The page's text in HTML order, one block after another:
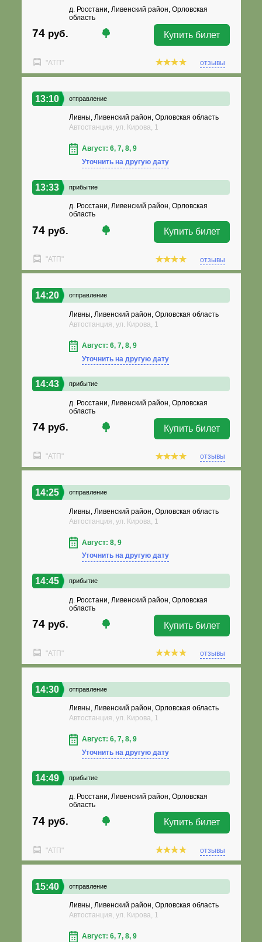
д. Росстани, Ливенский район, Орловская
область
74 руб. Купить билет
"АТП" отзывы
13:10 отправление
Ливны, Ливенский район, Орловская область
Автостанция, ул. Кирова, 1
Август: 6, 7, 8, 9
Уточнить на другую дату
13:33 прибытие
д. Росстани, Ливенский район, Орловская
область
74 руб. Купить билет
"АТП" отзывы
14:20 отправление
Ливны, Ливенский район, Орловская область
Автостанция, ул. Кирова, 1
Август: 6, 7, 8, 9
Уточнить на другую дату
14:43 прибытие
д. Росстани, Ливенский район, Орловская
область
74 руб. Купить билет
"АТП" отзывы
14:25 отправление
Ливны, Ливенский район, Орловская область
Автостанция, ул. Кирова, 1
Август: 8, 9
Уточнить на другую дату
14:45 прибытие
д. Росстани, Ливенский район, Орловская
область
74 руб. Купить билет
"АТП" отзывы
14:30 отправление
Ливны, Ливенский район, Орловская область
Автостанция, ул. Кирова, 1
Август: 6, 7, 8, 9
Уточнить на другую дату
14:49 прибытие
д. Росстани, Ливенский район, Орловская
область
74 руб. Купить билет
"АТП" отзывы
15:40 отправление
Ливны, Ливенский район, Орловская область
Автостанция, ул. Кирова, 1
Август: 6, 7, 8, 9